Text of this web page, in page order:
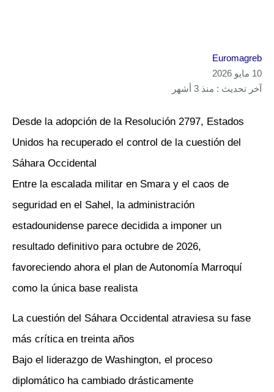
Euromagreb
10 مايو 2026
آخر تحديث : منذ 3 أشهر
Desde la adopción de la Resolución 2797, Estados
Unidos ha recuperado el control de la cuestión del
Sáhara Occidental
Entre la escalada militar en Smara y el caos de
seguridad en el Sahel, la administración
estadounidense parece decidida a imponer un
resultado definitivo para octubre de 2026,
favoreciendo ahora el plan de Autonomía Marroquí
como la única base realista
La cuestión del Sáhara Occidental atraviesa su fase
más crítica en treinta años
Bajo el liderazgo de Washington, el proceso
diplomático ha cambiado drásticamente